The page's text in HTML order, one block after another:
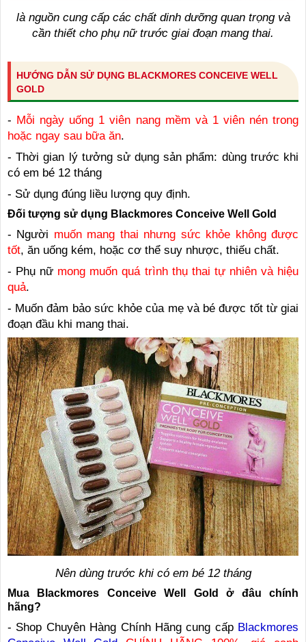
là nguồn cung cấp các chất dinh dưỡng quan trọng và
cần thiết cho phụ nữ trước giai đoạn mang thai.
HƯỚNG DẪN SỬ DỤNG BLACKMORES CONCEIVE WELL
GOLD
- Mỗi ngày uống 1 viên nang mềm và 1 viên nén trong
hoặc ngay sau bữa ăn.
- Thời gian lý tưởng sử dụng sản phẩm: dùng trước khi
có em bé 12 tháng
- Sử dụng đúng liều lượng quy định.
Đối tượng sử dụng Blackmores Conceive Well Gold
- Người muốn mang thai nhưng sức khỏe không được
tốt, ăn uống kém, hoặc cơ thể suy nhược, thiếu chất.
- Phụ nữ mong muốn quá trình thụ thai tự nhiên và hiệu
quả.
- Muốn đảm bảo sức khỏe của mẹ và bé được tốt từ giai
đoạn đầu khi mang thai.
Nên dùng trước khi có em bé 12 tháng
Mua Blackmores Conceive Well Gold ở đâu chính
hãng?
- Shop Chuyên Hàng Chính Hãng cung cấpBlackmores